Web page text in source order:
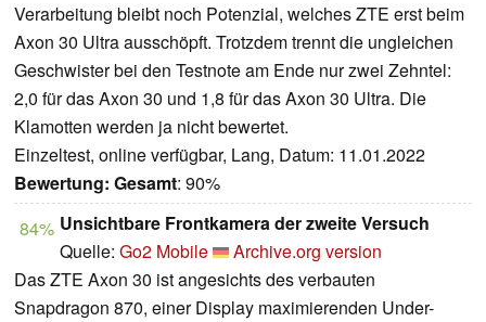
Verarbeitung bleibt noch Potenzial, welches ZTE erst beim
Axon 30 Ultra ausschöpft. Trotzdem trennt die ungleichen
Geschwister bei den Testnote am Ende nur zwei Zehntel:
2,0 für das Axon 30 und 1,8 für das Axon 30 Ultra. Die
Klamotten werden ja nicht bewertet.
Einzeltest, online verfügbar, Lang, Datum: 11.01.2022
Bewertung: Gesamt: 90%
84% Unsichtbare Frontkamera der zweite Versuch
Quelle: Go2 Mobile
Archive.org version
Das ZTE Axon 30 ist angesichts des verbauten
Snapdragon 870, einer Display maximierenden Under-